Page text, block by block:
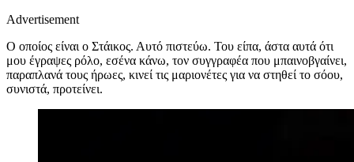
Advertisement
Ο οποίος είναι ο Στάικος. Αυτό πιστεύω. Του είπα, άστα αυτά ότι
μου έγραψες ρόλο, εσένα κάνω, τον συγγραφέα που μπαινοβγαίνει,
παραπλανά τους ήρωες, κινεί τις μαριονέτες για να στηθεί το σόου,
συνιστά, προτείνει.